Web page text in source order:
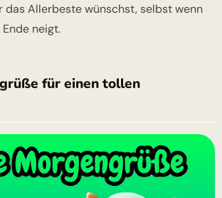
das Allerbeste wünschst, selbst wenn
neigt.
für einen tollen